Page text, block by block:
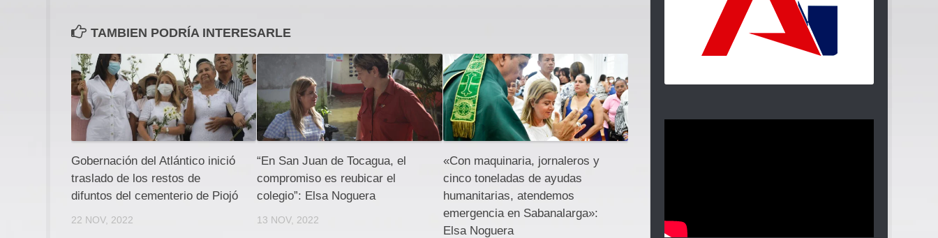
TAMBIEN PODRÍA INTERESARLE
Gobernación del Atlántico inició
traslado de los restos de
difuntos del cementerio de Piojó
22 NOV, 2022
“En San Juan de Tocagua, el
compromiso es reubicar el
colegio”: Elsa Noguera
13 NOV, 2022
«Con maquinaria, jornaleros y
cinco toneladas de ayudas
humanitarias, atendemos
emergencia en Sabanalarga»:
Elsa Noguera